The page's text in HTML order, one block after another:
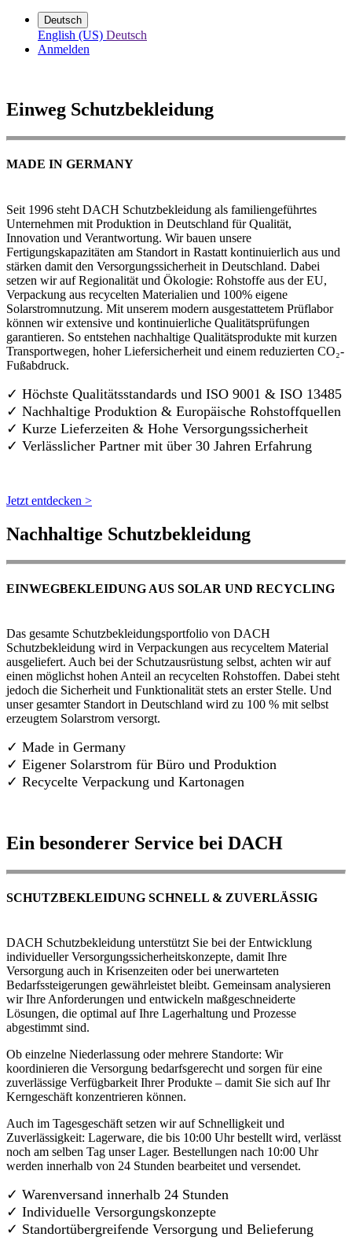
Deutsch
English (US) Deutsch
Anmelden
Einweg Schutzbekleidung
MADE IN GERMANY
Seit 1996 steht DACH Schutzbekleidung als familiengeführtes
Unternehmen mit Produktion in Deutschland für Qualität,
Innovation und Verantwortung. Wir bauen unsere
Fertigungskapazitäten am Standort in Rastatt kontinuierlich aus und
stärken damit den Versorgungssicherheit in Deutschland. Dabei
setzen wir auf Regionalität und Ökologie: Rohstoffe aus der EU,
Verpackung aus recycelten Materialien und 100% eigene
Solarstromnutzung. Mit unserem modern ausgestattetem Prüflabor
können wir extensive und kontinuierliche Qualitätsprüfungen
garantieren. So entstehen nachhaltige Qualitätsprodukte mit kurzen
Transportwegen, hoher Liefersicherheit und einem reduzierten CO₂-
Fußabdruck.
✓ Höchste Qualitätsstandards und ISO 9001 & ISO 13485
✓ Nachhaltige Produktion & Europäische Rohstoffquellen
✓ Kurze Lieferzeiten & Hohe Versorgungssicherheit
✓ Verlässlicher Partner mit über 30 Jahren Erfahrung
Jetzt entdecken >
Nachhaltige Schutzbekleidung
EINWEGBEKLEIDUNG AUS SOLAR UND RECYCLING
Das gesamte Schutzbekleidungsportfolio von DACH
Schutzbekleidung wird in Verpackungen aus recyceltem Material
ausgeliefert. Auch bei der Schutzausrüstung selbst, achten wir auf
einen möglichst hohen Anteil an recycelten Rohstoffen. Dabei steht
jedoch die Sicherheit und Funktionalität stets an erster Stelle. Und
unser gesamter Standort in Deutschland wird zu 100 % mit selbst
erzeugtem Solarstrom versorgt.
✓ Made in Germany
✓ Eigener Solarstrom für Büro und Produktion
✓ Recycelte Verpackung und Kartonagen
Ein besonderer Service bei DACH
SCHUTZBEKLEIDUNG SCHNELL & ZUVERLÄSSIG
DACH Schutzbekleidung unterstützt Sie bei der Entwicklung
individueller Versorgungssicherheitskonzepte, damit Ihre
Versorgung auch in Krisenzeiten oder bei unerwarteten
Bedarfssteigerungen gewährleistet bleibt. Gemeinsam analysieren
wir Ihre Anforderungen und entwickeln maßgeschneiderte
Lösungen, die optimal auf Ihre Lagerhaltung und Prozesse
abgestimmt sind.
Ob einzelne Niederlassung oder mehrere Standorte: Wir
koordinieren die Versorgung bedarfsgerecht und sorgen für eine
zuverlässige Verfügbarkeit Ihrer Produkte – damit Sie sich auf Ihr
Kerngeschäft konzentrieren können.
Auch im Tagesgeschäft setzen wir auf Schnelligkeit und
Zuverlässigkeit: Lagerware, die bis 10:00 Uhr bestellt wird, verlässt
noch am selben Tag unser Lager. Bestellungen nach 10:00 Uhr
werden innerhalb von 24 Stunden bearbeitet und versendet.
✓ Warenversand innerhalb 24 Stunden
✓ Individuelle Versorgungskonzepte
✓ Standortübergreifende Versorgung und Belieferung